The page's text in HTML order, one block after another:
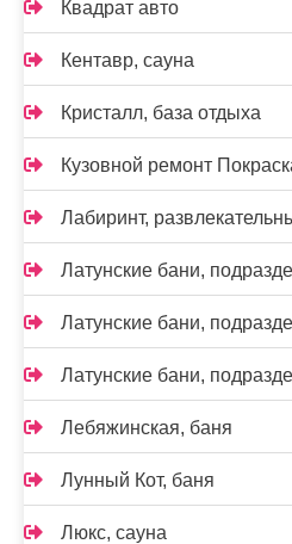
Квадрат авто
Кентавр, сауна
Кристалл, база отдыха
Кузовной ремонт
Лабиринт,
Латунские бани,
Латунские бани,
Латунские бани,
Лебяжинская, баня
Лунный Кот, баня
Люкс, сауна